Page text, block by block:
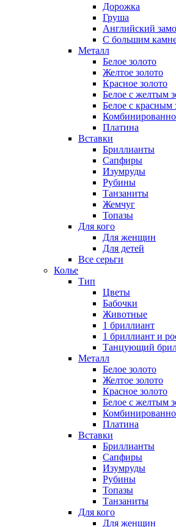
Дорожка
Груша
Английский
С большим
Металл
Белое золото
Желтое золото
Красное золото
Белое с желтым
Белое с красным
Платина
Вставки
Бриллианты
Сапфиры
Изумруды
Рубины
Танзаниты
Жемчуг
Топазы
Для кого
Для женщин
Для детей
Все серьги
Колье
Тип
Цветы
Бабочки
Животные
1 бриллиант
1 бриллиант и
Танцующий
Металл
Белое золото
Желтое золото
Красное золото
Белое с желтым
Платина
Вставки
Бриллианты
Сапфиры
Изумруды
Рубины
Топазы
Танзаниты
Для кого
Для женщин